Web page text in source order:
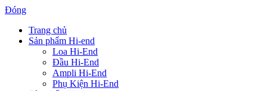
Đóng
Trang chủ
Sản phẩm Hi-end
Loa Hi-End
Đầu Hi-End
Ampli Hi-End
Phụ Kiện Hi-End